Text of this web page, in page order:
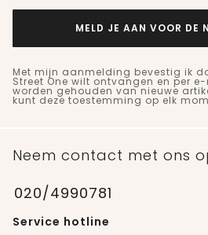
MELD JE AAN VOOR DE
Met mijn aanmelding bevestig ik
Street One wilt ontvangen en per
worden gehouden van nieuwe
kunt deze toestemming op elk
Neem contact met ons
020/4990781
Service hotline